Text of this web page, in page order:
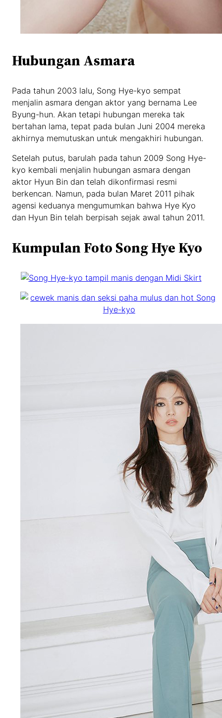
Hubungan Asmara
Pada tahun 2003 lalu, Song Hye-kyo sempat
menjalin asmara dengan aktor yang bernama Lee
Byung-hun. Akan tetapi hubungan mereka tak
bertahan lama, tepat pada bulan Juni 2004 mereka
akhirnya memutuskan untuk mengakhiri hubungan.
Setelah putus, barulah pada tahun 2009 Song Hye-
kyo kembali menjalin hubungan asmara dengan
aktor Hyun Bin dan telah dikonfirmasi resmi
berkencan. Namun, pada bulan Maret 2011 pihak
agensi keduanya mengumumkan bahwa Hye Kyo
dan Hyun Bin telah berpisah sejak awal tahun 2011.
Kumpulan Foto Song Hye Kyo